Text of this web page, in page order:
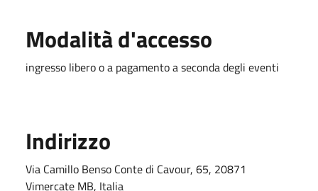
Modalità d'accesso
ingresso libero o a pagamento a seconda degli eventi
Indirizzo
Via Camillo Benso Conte di Cavour, 65, 20871
Vimercate MB, Italia